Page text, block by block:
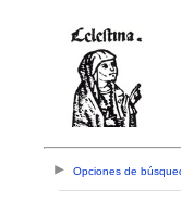
Opciones de